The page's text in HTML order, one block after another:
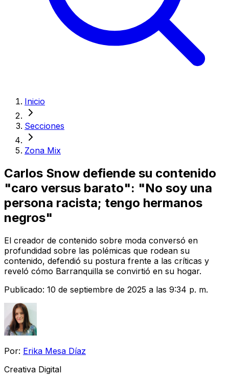
Inicio
Secciones
Zona Mix
Carlos Snow defiende su contenido
"caro versus barato": "No soy una
persona racista; tengo hermanos
negros"
El creador de contenido sobre moda conversó en
profundidad sobre las polémicas que rodean su
contenido, defendió su postura frente a las críticas y
reveló cómo Barranquilla se convirtió en su hogar.
Publicado: 10 de septiembre de 2025 a las 9:34 p. m.
Por: Erika Mesa Díaz
Creativa Digital